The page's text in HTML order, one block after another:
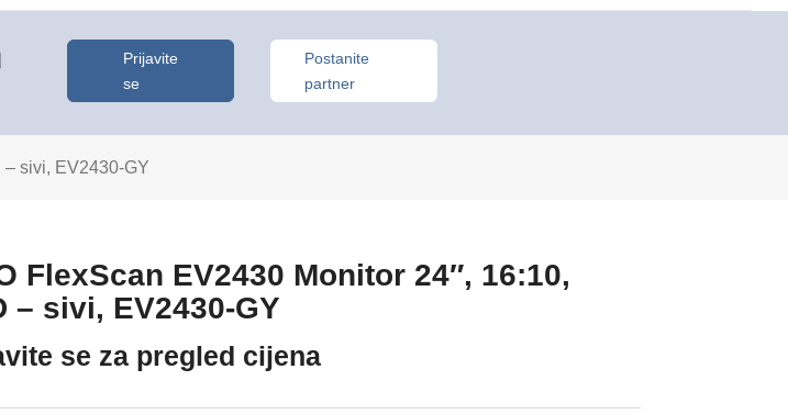
Prijavite
se
Postanite
partner
– sivi, EV2430-GY
FlexScan EV2430 Monitor 24″, 16:10,
– sivi, EV2430-GY
se za pregled cijena